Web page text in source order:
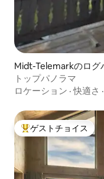
Midt-Telemarkのログ
トップパノラマ
ロケーション ·快適さ ·
大好評のゲストチョ
ゲストチョイス